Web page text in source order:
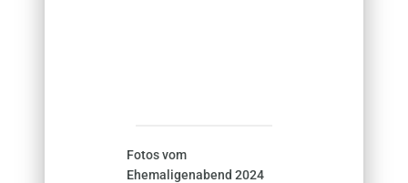
Fotos vom
Ehemaligenabend 2024